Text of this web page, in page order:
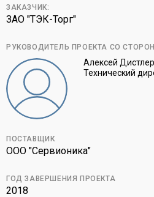
ЗАКАЗЧИК:
ЗАО "ТЭК-Торг"
РУКОВОДИТЕЛЬ ПРОЕКТА СО
Алексей Дистлер
Технический
ПОСТАВЩИК
ООО "Сервионика"
ГОД ЗАВЕРШЕНИЯ ПРОЕКТА
2018